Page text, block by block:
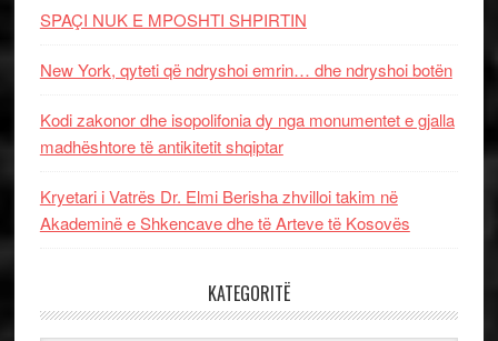
SPAÇI NUK E MPOSHTI SHPIRTIN
New York, qyteti që ndryshoi emrin… dhe ndryshoi botën
Kodi zakonor dhe isopolifonia dy nga monumentet e gjalla
madhështore të antikitetit shqiptar
Kryetari i Vatrës Dr. Elmi Berisha zhvilloi takim në
Akademinë e Shkencave dhe të Arteve të Kosovës
KATEGORITË